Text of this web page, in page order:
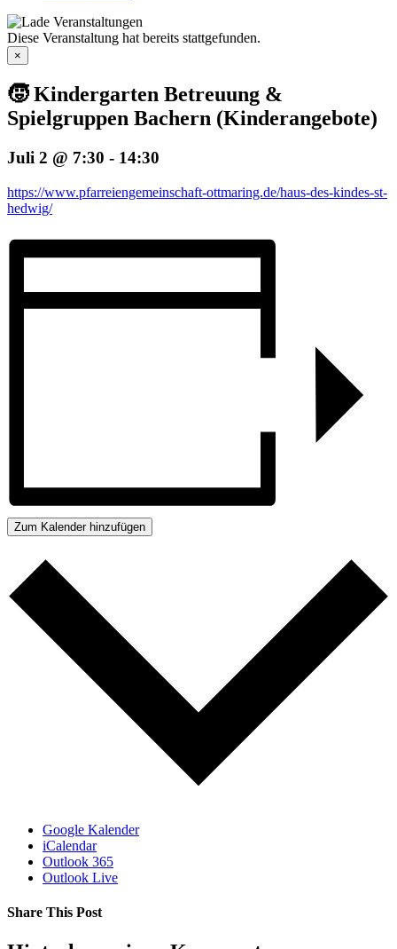
Diese Veranstaltung hat bereits stattgefunden.
×
🧒 Kindergarten Betreuung &
Spielgruppen Bachern (Kinderangebote)
Juli 2 @ 7:30 - 14:30
https://www.pfarreiengemeinschaft-ottmaring.de/haus-des-kindes-st-
hedwig/
Zum Kalender hinzufügen
Google Kalender
iCalendar
Outlook 365
Outlook Live
Share This Post